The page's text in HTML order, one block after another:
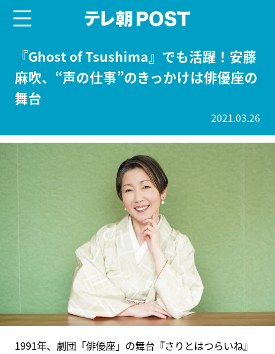
『Ghost of Tsushima』でも活躍！安藤
麻吹、“声の仕事”のきっかけは俳優座の
舞台
2021.03.26
1991年、劇団「俳優座」の舞台『さりとはつらいね』